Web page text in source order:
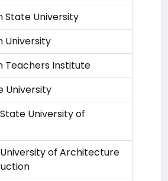
State University
University
Teachers Institute
University
University of
of Architecture